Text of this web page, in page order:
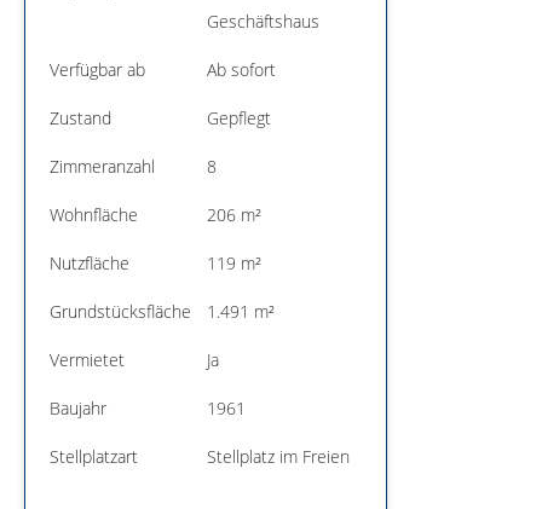
Geschäftshaus
Verfügbar ab Ab sofort
Zustand Gepflegt
Zimmeranzahl 8
Wohnfläche 206 m²
Nutzfläche 119 m²
Grundstücksfläche 1.491 m²
Vermietet Ja
Baujahr 1961
Stellplatzart Stellplatz im Freien